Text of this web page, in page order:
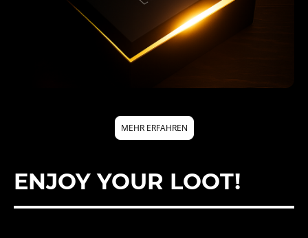
MEHR ERFAHREN
ENJOY YOUR LOOT!